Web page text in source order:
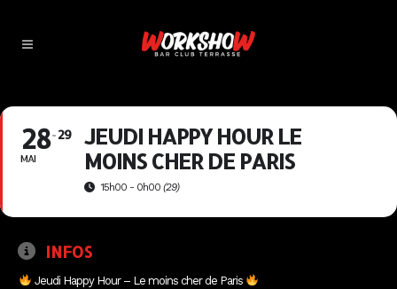
28
MAI
29
JEUDI HAPPY HOUR LE
MOINS CHER DE PARIS
15h00 - 0h00 (29)
INFOS
Jeudi Happy Hour – Le moins cher de Paris